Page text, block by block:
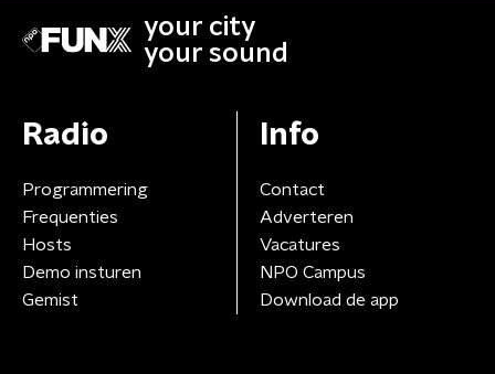
your city
your sound
Radio
Programmering
Frequenties
Hosts
Demo insturen
Gemist
Info
Contact
Adverteren
Vacatures
NPO Campus
Download de app